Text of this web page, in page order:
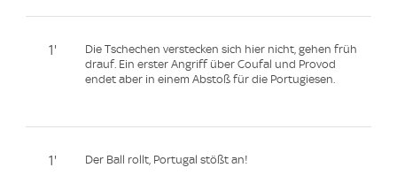
1'
Die Tschechen verstecken sich hier nicht, gehen früh
drauf. Ein erster Angriff über Coufal und Provod
endet aber in einem Abstoß für die Portugiesen.
1' Der Ball rollt, Portugal stößt an!